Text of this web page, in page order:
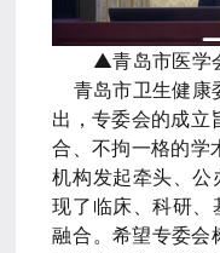
▲青岛市医学
青岛市卫生健康
出，专委会的成立
合、不拘一格的学
机构发起牵头、公
现了临床、科研、
融合。希望专委会